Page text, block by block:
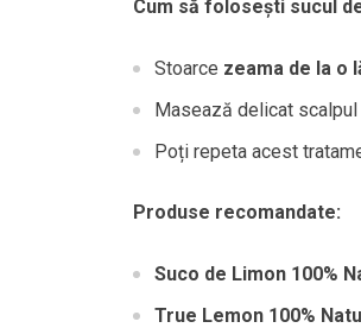
Cum să folosești sucul
Stoarce zeama de la o
Masează delicat
Poți repeta acest
Produse recomandate:
Suco de Limon 100%
True Lemon 100%